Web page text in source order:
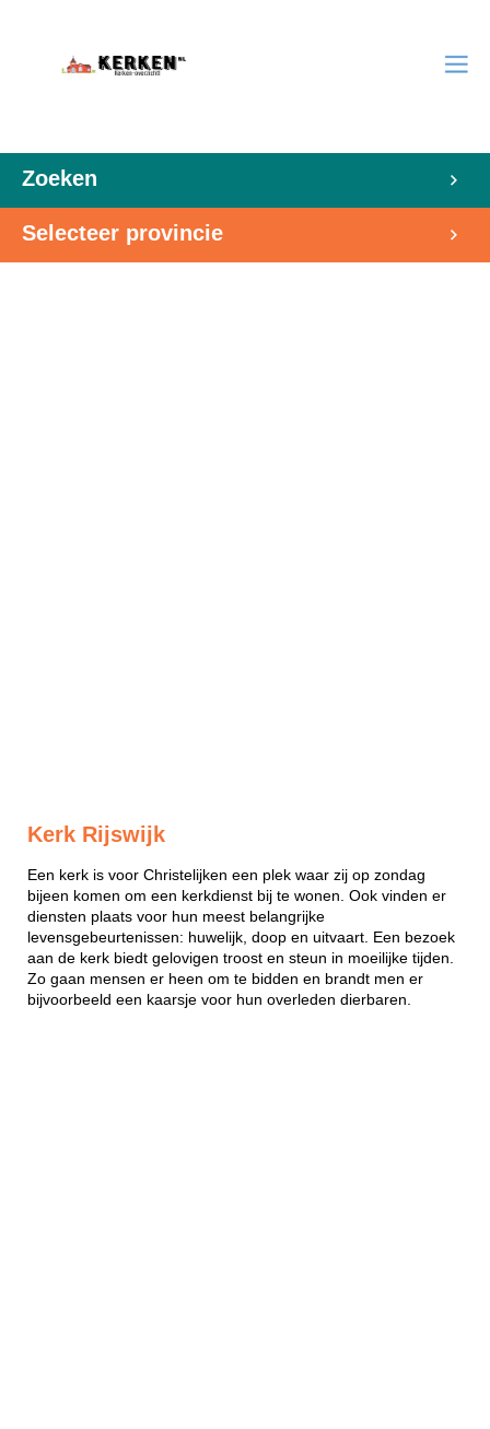
Zoeken
Selecteer provincie
Kerk Rijswijk
Een kerk is voor Christelijken een plek waar zij op zondag
bijeen komen om een kerkdienst bij te wonen. Ook vinden er
diensten plaats voor hun meest belangrijke
levensgebeurtenissen: huwelijk, doop en uitvaart. Een bezoek
aan de kerk biedt gelovigen troost en steun in moeilijke tijden.
Zo gaan mensen er heen om te bidden en brandt men er
bijvoorbeeld een kaarsje voor hun overleden dierbaren.